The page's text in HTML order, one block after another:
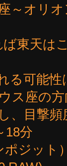
～オリオ
ば東天は
る可能
ス座の
、目撃
18分
ポジット